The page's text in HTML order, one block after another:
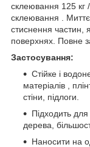
склеювання 125 кг
склеювання .
стиснення частин,
поверхнях. Повне
Застосування:
Стійке і
матеріалів ,
стіни, підлоги.
Підходить для
дерева,
Наносити на